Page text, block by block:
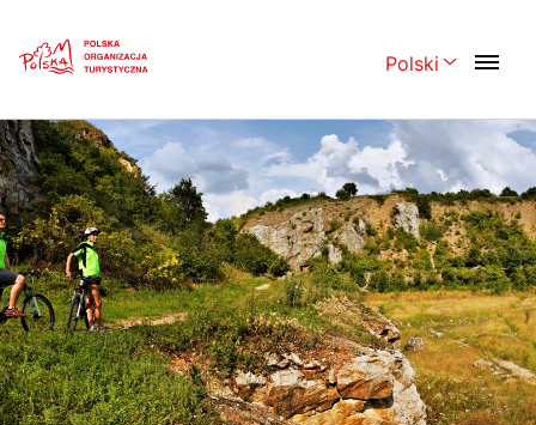
Polski
Polski English
Česká 中国
Dansk Deutsch
Español Français
Italiano Magyar
Nederlands 日本語